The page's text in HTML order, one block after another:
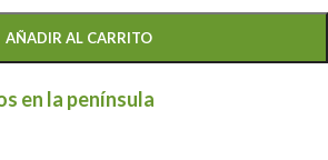
AÑADIR AL CARRITO
en la península